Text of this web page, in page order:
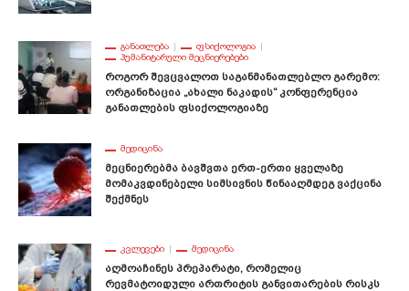
ᲒᲐᲜᲐᲗᲚᲔᲑᲐ
ᲤᲡᲘᲥᲝᲚᲝᲒᲘᲐ
ᲰᲣᲛᲐᲜᲘᲢᲐᲠᲣᲚᲘ ᲛᲔᲪᲜᲘᲔᲠᲔᲑᲔᲑᲘ
Როგორ Შევცვალოთ Საგანმანათლებლო Გარემო:
Ორგანიზაცია „ახალი Ნაკადის“ Კონფერენცია
Განათლების Ფსიქოლოგიაზე
ᲛᲔᲓᲘᲪᲘᲜᲐ
Მეცნიერებმა Ბავშვთა Ერთ-Ერთი Ყველაზე
Მომაკვდინებელი Სიმსივნის Წინააღმდეგ Ვაქცინა
Შექმნეს
ᲙᲕᲚᲔᲕᲔᲑᲘ ᲛᲔᲓᲘᲪᲘᲜᲐ
Აღმოაჩინეს Პრეპარატი, Რომელიც
Რევმატოიდული Ართრიტის Განვითარების Რისკს